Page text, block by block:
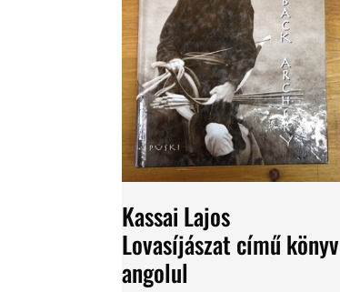
Kassai Lajos
Lovasíjászat című könyv
angolul